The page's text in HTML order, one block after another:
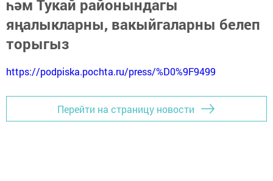
һәм Тукай районындагы
яңалыкларны, вакыйгаларны белеп
торыгыз
https://podpiska.pochta.ru/press/%D0%9F9499
Перейти на страницу новости